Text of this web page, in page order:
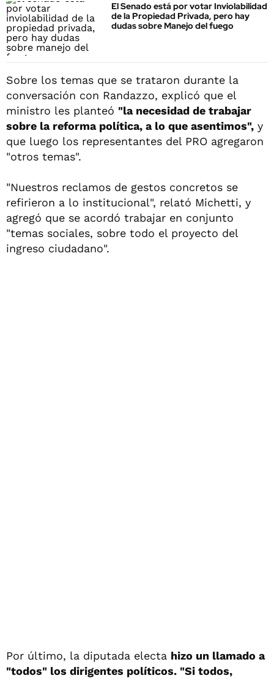
El Senado está por votar Inviolabilidad
de la Propiedad Privada, pero hay
dudas sobre Manejo del fuego
Sobre los temas que se trataron durante la
conversación con Randazzo, explicó que el
ministro les planteó "la necesidad de trabajar
sobre la reforma política, a lo que asentimos", y
que luego los representantes del PRO agregaron
"otros temas".
"Nuestros reclamos de gestos concretos se
refirieron a lo institucional", relató Michetti, y
agregó que se acordó trabajar en conjunto
"temas sociales, sobre todo el proyecto del
ingreso ciudadano".
Por último, la diputada electa hizo un llamado a
"todos" los dirigentes políticos. "Si todos,